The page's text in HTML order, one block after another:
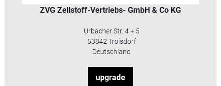
ZVG Zellstoff-Vertriebs- GmbH & Co KG
Urbacher Str. 4 + 5
53842 Troisdorf
Deutschland
upgrade